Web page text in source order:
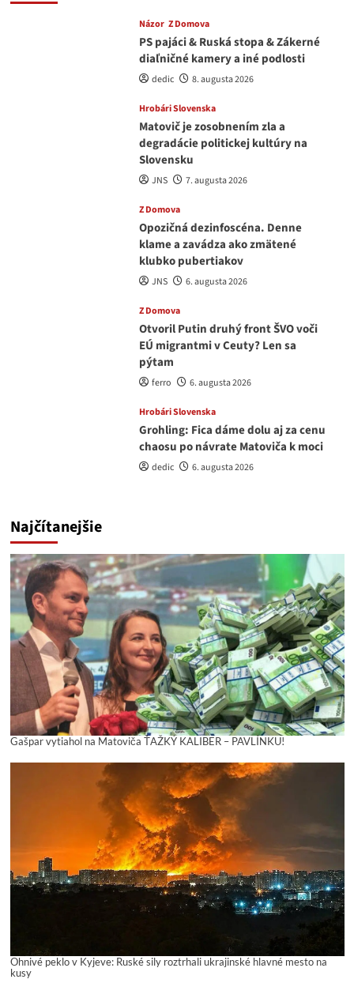
Názor Z Domova
PS pajáci & Ruská stopa & Zákerné
diaľničné kamery a iné podlosti
dedic 8. augusta 2026
Hrobári Slovenska
Matovič je zosobnením zla a
degradácie politickej kultúry na
Slovensku
JNS 7. augusta 2026
Z Domova
Opozičná dezinfoscéna. Denne
klame a zavádza ako zmätené
klubko pubertiakov
JNS 6. augusta 2026
Z Domova
Otvoril Putin druhý front ŠVO voči
EÚ migrantmi v Ceuty? Len sa
pýtam
ferro 6. augusta 2026
Hrobári Slovenska
Grohling: Fica dáme dolu aj za cenu
chaosu po návrate Matoviča k moci
dedic 6. augusta 2026
Najčítanejšie
Gašpar vytiahol na Matoviča ŤAŽKÝ KALIBER – PAVLÍNKU!
Ohnivé peklo v Kyjeve: Ruské sily roztrhali ukrajinské hlavné mesto na
kusy